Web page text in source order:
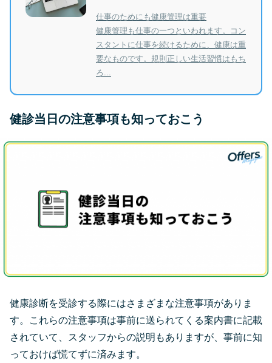
仕事のためにも健康管理は重要
健康管理も仕事の一つといわれます。コン
スタントに仕事を続けるために、健康は重
要なものです。規則正しい生活習慣はもち
ろ...
健診当日の注意事項も知っておこう
健康診断を受診する際にはさまざまな注意事項がありま
す。これらの注意事項は事前に送られてくる案内書に記載
されていて、スタッフからの説明もありますが、事前に知
っておけば慌てずに済みます。